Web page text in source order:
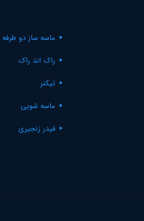
ماسه ساز دو طرفه
راک اند راک
تیکنر
ماسه شویی
فیدر زنجیری